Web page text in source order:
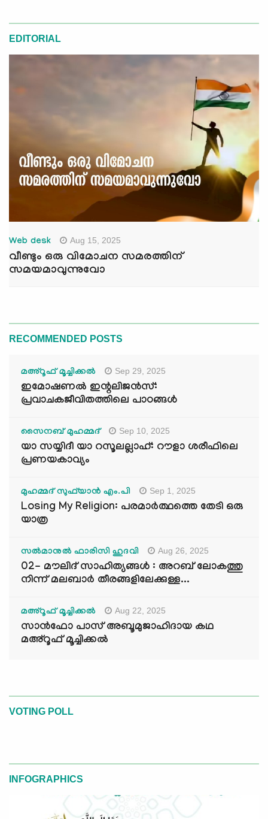
EDITORIAL
Web desk Aug 15, 2025
വീണ്ടും ഒരു വിമോചന സമരത്തിന്
സമയമാവുന്നുവോ
RECOMMENDED POSTS
മഅ്റൂഫ് മൂച്ചിക്കല്‍ Sep 29, 2025
ഇമോഷണൽ ഇന്റലിജൻസ്:
പ്രവാചകജീവിതത്തിലെ പാഠങ്ങൾ
സൈനബ് മുഹമ്മദ് Sep 10, 2025
യാ സയ്യിദീ യാ റസൂലല്ലാഹ്: റൗളാ ശരീഫിലെ
പ്രണയകാവ്യം
മുഹമ്മദ് സുഫ്‌യാൻ എം.പി Sep 1, 2025
Losing My Religion: പരമാർത്ഥത്തെ തേടി ഒരു
യാത്ര
സൽമാനുൽ ഫാരിസി ഹുദവി Aug 26, 2025
02- മൗലിദ് സാഹിത്യങ്ങൾ : അറബ് ലോകത്തു
നിന്ന് മലബാർ തീരങ്ങളിലേക്കുള്ള...
മഅ്റൂഫ് മൂച്ചിക്കല്‍ Aug 22, 2025
സാൻഫോ പാസ് അബൂമുജാഹിദായ കഥ
മഅ്റൂഫ് മൂച്ചിക്കല്‍
VOTING POLL
INFOGRAPHICS